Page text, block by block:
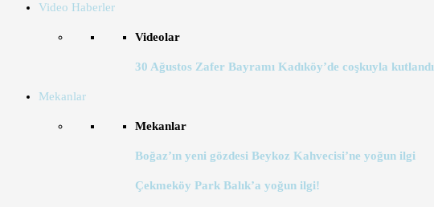
Video Haberler
Videolar
30 Ağustos Zafer Bayramı Kadıköy’de coşkuyla kutlandı
Mekanlar
Mekanlar
Boğaz’ın yeni gözdesi Beykoz Kahvecisi’ne yoğun ilgi
Çekmeköy Park Balık’a yoğun ilgi!